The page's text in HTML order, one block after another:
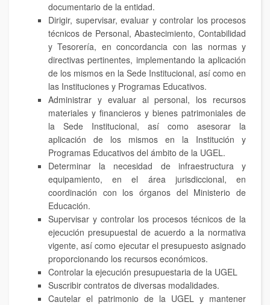
documentario de la entidad.
Dirigir, supervisar, evaluar y controlar los procesos
técnicos de Personal, Abastecimiento, Contabilidad
y Tesorería, en concordancia con las normas y
directivas pertinentes, implementando la aplicación
de los mismos en la Sede Institucional, así como en
las Instituciones y Programas Educativos.
Administrar y evaluar al personal, los recursos
materiales y financieros y bienes patrimoniales de
la Sede Institucional, así como asesorar la
aplicación de los mismos en la Institución y
Programas Educativos del ámbito de la UGEL.
Determinar la necesidad de infraestructura y
equipamiento, en el área jurisdiccional, en
coordinación con los órganos del Ministerio de
Educación.
Supervisar y controlar los procesos técnicos de la
ejecución presupuestal de acuerdo a la normativa
vigente, así como ejecutar el presupuesto asignado
proporcionando los recursos económicos.
Controlar la ejecución presupuestaria de la UGEL
Suscribir contratos de diversas modalidades.
Cautelar el patrimonio de la UGEL y mantener